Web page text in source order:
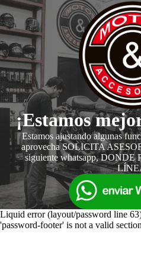
¡Estamos
Estamos ajustando algunas
aprovecha SOLICITA
siguiente whatsapp,
Liquid error (layout/password line
'password-footer' is not a valid